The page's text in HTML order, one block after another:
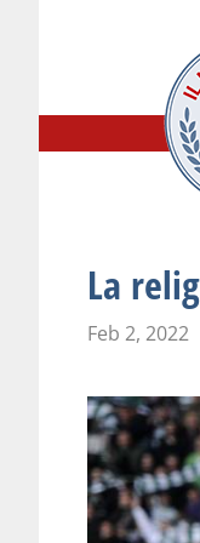
La
Feb 2, 2022